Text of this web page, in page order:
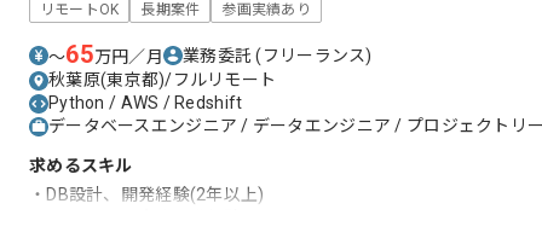
リモートOK 長期案件 参画実績あり
〜65万円／月 業務委託(フリーランス)
秋葉原(東京都)/フルリモート
Python / AWS / Redshift
データベースエンジニア / データエンジニア / プロジェクトリ
求めるスキル
・DB設計、開発経験(2年以上)